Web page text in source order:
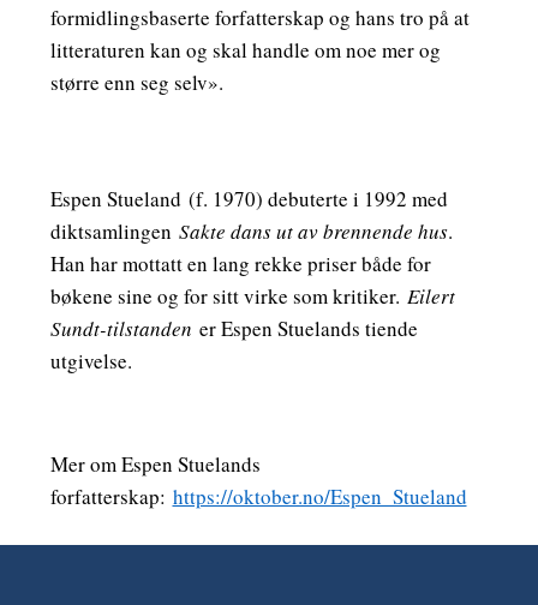
formidlingsbaserte forfatterskap og hans tro på at
litteraturen kan og skal handle om noe mer og
større enn seg selv».
Espen Stueland (f. 1970) debuterte i 1992 med
diktsamlingen Sakte dans ut av brennende hus.
Han har mottatt en lang rekke priser både for
bøkene sine og for sitt virke som kritiker. Eilert
Sundt-tilstanden er Espen Stuelands tiende
utgivelse.
Mer om Espen Stuelands
forfatterskap: https://oktober.no/Espen_Stueland